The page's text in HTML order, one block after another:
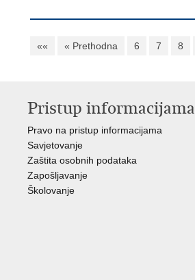
«« « Prethodna 6 7 8
Pristup informacijama
Pravo na pristup informacijama
Savjetovanje
Zaštita osobnih podataka
Zapošljavanje
Školovanje